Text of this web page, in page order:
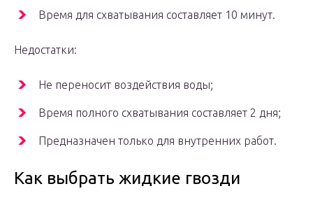
Время для схватывания составляет 10 минут.
Недостатки:
Не переносит воздействия воды;
Время полного схватывания составляет 2 дня;
Предназначен только для внутренних работ.
Как выбрать жидкие гвозди